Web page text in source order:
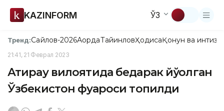
KAZINFORM ЎЗ
Тренд:Сайлов-2026АқордаТайинловҲодисаҚонун ва
21:41, 21 Феврал 2023
Атирау вилоятида бедарак йўқолган
Ўзбекистон фуқароси топилди